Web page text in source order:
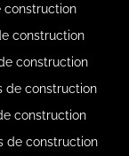
construction
construction
construction
de construction
construction
de construction